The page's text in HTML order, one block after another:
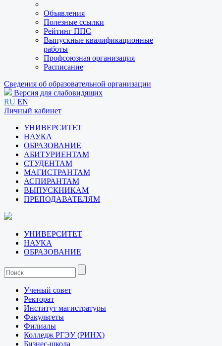
Объявления
Полезные ссылки
Рейтинг ППС
Выпускные квалификационные
работы
Профсоюзная организация
Расписание
Сведения об образовательной организации
Версия для слабовидящих
RU EN
Личный кабинет
УНИВЕРСИТЕТ
НАУКА
ОБРАЗОВАНИЕ
АБИТУРИЕНТАМ
СТУДЕНТАМ
МАГИСТРАНТАМ
АСПИРАНТАМ
ВЫПУСКНИКАМ
ПРЕПОДАВАТЕЛЯМ
УНИВЕРСИТЕТ
НАУКА
ОБРАЗОВАНИЕ
Ученый совет
Ректорат
Институт магистратуры
Факультеты
Филиалы
Колледж РГЭУ (РИНХ)
Бизнес-школа